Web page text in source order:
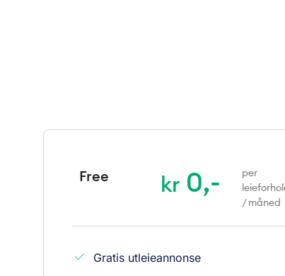
Free kr0,-
per
/ måned
Gratis utleieannonse